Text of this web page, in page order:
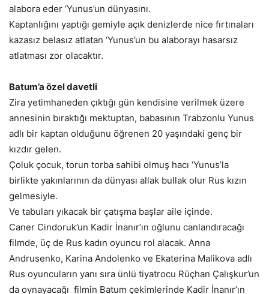
alabora eder ‘Yunus’un dünyasını.
Kaptanlığını yaptığı gemiyle açık denizlerde nice fırtınaları
kazasız belasız atlatan ‘Yunus’un bu alaborayı hasarsız
atlatması zor olacaktır.
Batum’a özel davetli
Zira yetimhaneden çıktığı gün kendisine verilmek üzere
annesinin bıraktığı mektuptan, babasının Trabzonlu Yunus
adlı bir kaptan olduğunu öğrenen 20 yaşındaki genç bir
kızdır gelen.
Çoluk çocuk, torun torba sahibi olmuş hacı ‘Yunus’la
birlikte yakınlarının da dünyası allak bullak olur Rus kızın
gelmesiyle.
Ve tabuları yıkacak bir çatışma başlar aile içinde.
Caner Cindoruk’un Kadir İnanır’ın oğlunu canlandıracağı
filmde, üç de Rus kadın oyuncu rol alacak. Anna
Andrusenko, Karina Andolenko ve Ekaterina Malikova adlı
Rus oyuncuların yanı sıra ünlü tiyatrocu Rüçhan Çalışkur’un
da oynayacağı filmin Batum çekimlerinde Kadir İnanır’ın